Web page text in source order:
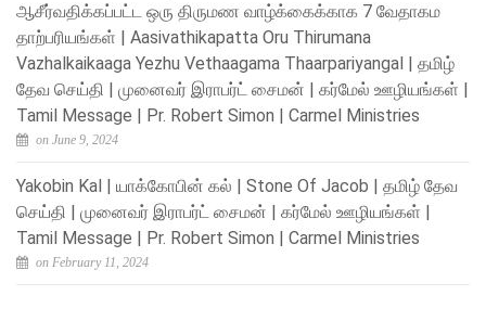
ஆசீர்வதிக்கப்பட்ட ஒரு திருமண வாழ்க்கைக்காக 7 வேதாகம
தாற்பரியங்கள் | Aasivathikapatta Oru Thirumana
Vazhalkaikaaga Yezhu Vethaagama Thaarpariyangal | தமிழ்
தேவ செய்தி | முனைவர் இராபர்ட் சைமன் | கர்மேல் ஊழியங்கள் |
Tamil Message | Pr. Robert Simon | Carmel Ministries
on June 9, 2024
Yakobin Kal | யாக்கோபின் கல் | Stone Of Jacob | தமிழ் தேவ
செய்தி | முனைவர் இராபர்ட் சைமன் | கர்மேல் ஊழியங்கள் |
Tamil Message | Pr. Robert Simon | Carmel Ministries
on February 11, 2024